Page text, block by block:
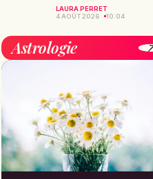
LAURA PERRET
4 AOÛT 2026
10:04
Astrologie